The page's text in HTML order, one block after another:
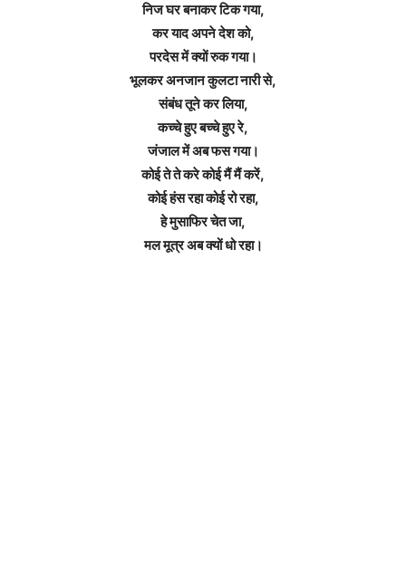
निज घर बनाकर टिक गया,
कर याद अपने देश को,
परदेस में क्यों रुक गया।
भूलकर अनजान कुलटा नारी से,
संबंध तूने कर लिया,
कच्चे हुए बच्चे हुए रे,
जंजाल में अब फस गया।
कोई ते ते करे कोई मैं मैं करें,
कोई हंस रहा कोई रो रहा,
हे मुसाफिर चेत जा,
मल मूत्र अब क्यों धो रहा।